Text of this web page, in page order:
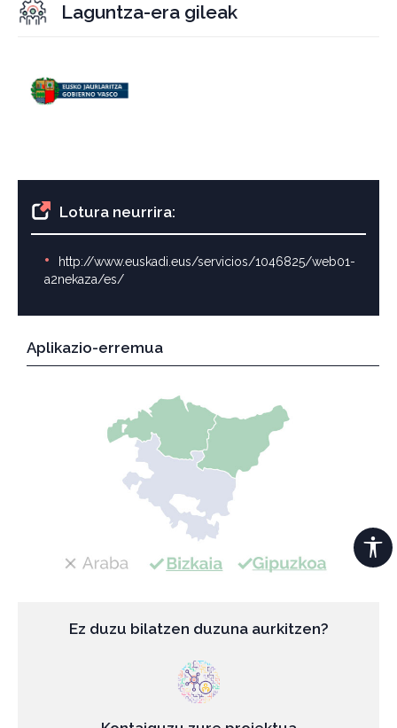
Laguntza-era gileak
Lotura neurrira:
http://www.euskadi.eus/servicios/1046825/web01-
a2nekaza/es/
Aplikazio-erremua
Ez duzu bilatzen duzuna aurkitzen?